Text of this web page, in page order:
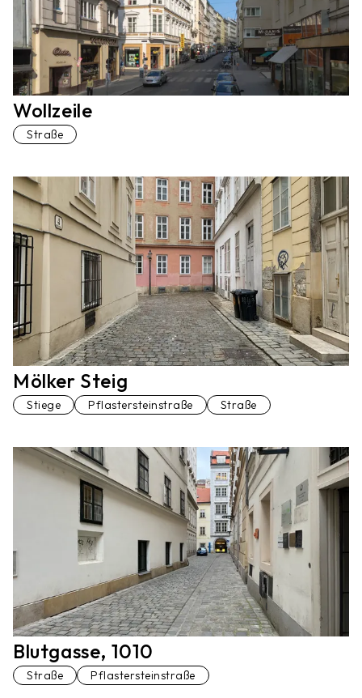
Wollzeile
Straße
Mölker Steig
Stiege Pflastersteinstraße Straße
Blutgasse, 1010
Straße Pflastersteinstraße